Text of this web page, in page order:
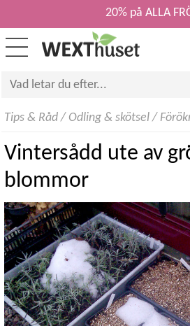
20% på ALLA
Tips & Råd/ Odling & skötsel/
Vintersådd ute av
blommor